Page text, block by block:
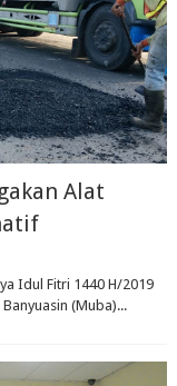
Alat
Idul Fitri 1440 H/2019
(Muba)...